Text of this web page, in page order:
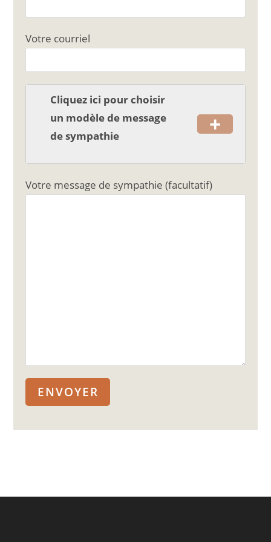
b
o
o
k
er
Votre courriel
Cliquez ici pour choisir
un modèle de message
de sympathie
+
Votre message de sympathie (facultatif)